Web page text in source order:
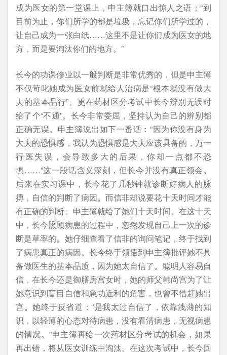
成为医女的第一堂课上，申主簿就口出惊人之语：“到
目前为止，你们所学的都是垃圾，忘记你们所学过的，
让自己成为一张白纸……这里不是让你们成为医女的地
方，而是要淘汰你们的地方。”
长今的功课修业以一般判断是非常优秀的，但是申主簿
不仅苛叱她成为医女前就给人治病是“根本就没有做大
夫的基本品行”。更在药材区分考试中长今辨别无误时
给了个“不通”。长今非常委屈，坚持认为自己的辨别都
正确无误。申主簿说出如下一番话：“因为你没有身为
大夫的恐惧感，我认为恐惧感是大夫应该具备的，万一
行医失误，会导致多大的后果，你却一点都不恐
惧……”这一段话含义深刻，但长今并没有真正领会。
后来在实习课中，长今花了几秒钟就诊断好病人的脉
搏，自信的判断了病因。而信非却说要花十天时间才能
有正确的判断。申主簿就给了她们十天时间。在这十天
中，长今照顾病患的过程中，忽然发现自己上一次的诊
断是草率的。她仔细查看了信非的询问笔记，终于找到
了病患真正的病因。长今终于领悟到申主簿批评她不具
备做医生的基本品质，因为她太自信了。聪明人容易自
信，在长今还是御膳房宫女时，她的师父韩尚宫为了让
她意识到盲目自信和急功近利的危害，也曾不惜赶她出
宫。她终于反省道：“是我太过自信了，依靠浅薄的知
识，以轻薄的心态对待病患，没有看清病患，无视病患
的情况。”申主簿再给一次药材区分考试的机会，如果
再出错，将从医女训练中淘汰。在这次考试中，长今回